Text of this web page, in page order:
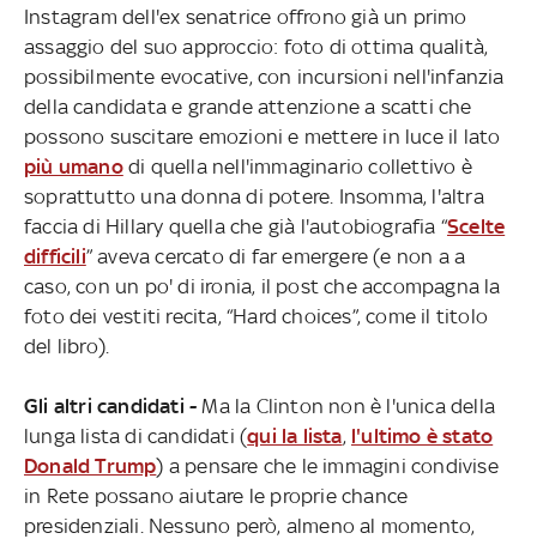
Instagram dell'ex senatrice offrono già un primo
assaggio del suo approccio: foto di ottima qualità,
possibilmente evocative, con incursioni nell'infanzia
della candidata e grande attenzione a scatti che
possono suscitare emozioni e mettere in luce il lato
più umanodi quella nell'immaginario collettivo è
soprattutto una donna di potere. Insomma, l'altra
faccia di Hillary quella che già l'autobiografia “Scelte
difficili” aveva cercato di far emergere (e non a a
caso, con un po' di ironia, il post che accompagna la
foto dei vestiti recita, “Hard choices”, come il titolo
del libro).
Gli altri candidati - Ma la Clinton non è l'unica della
lunga lista di candidati (qui la lista, l'ultimo è stato
Donald Trump) a pensare che le immagini condivise
in Rete possano aiutare le proprie chance
presidenziali. Nessuno però, almeno al momento,